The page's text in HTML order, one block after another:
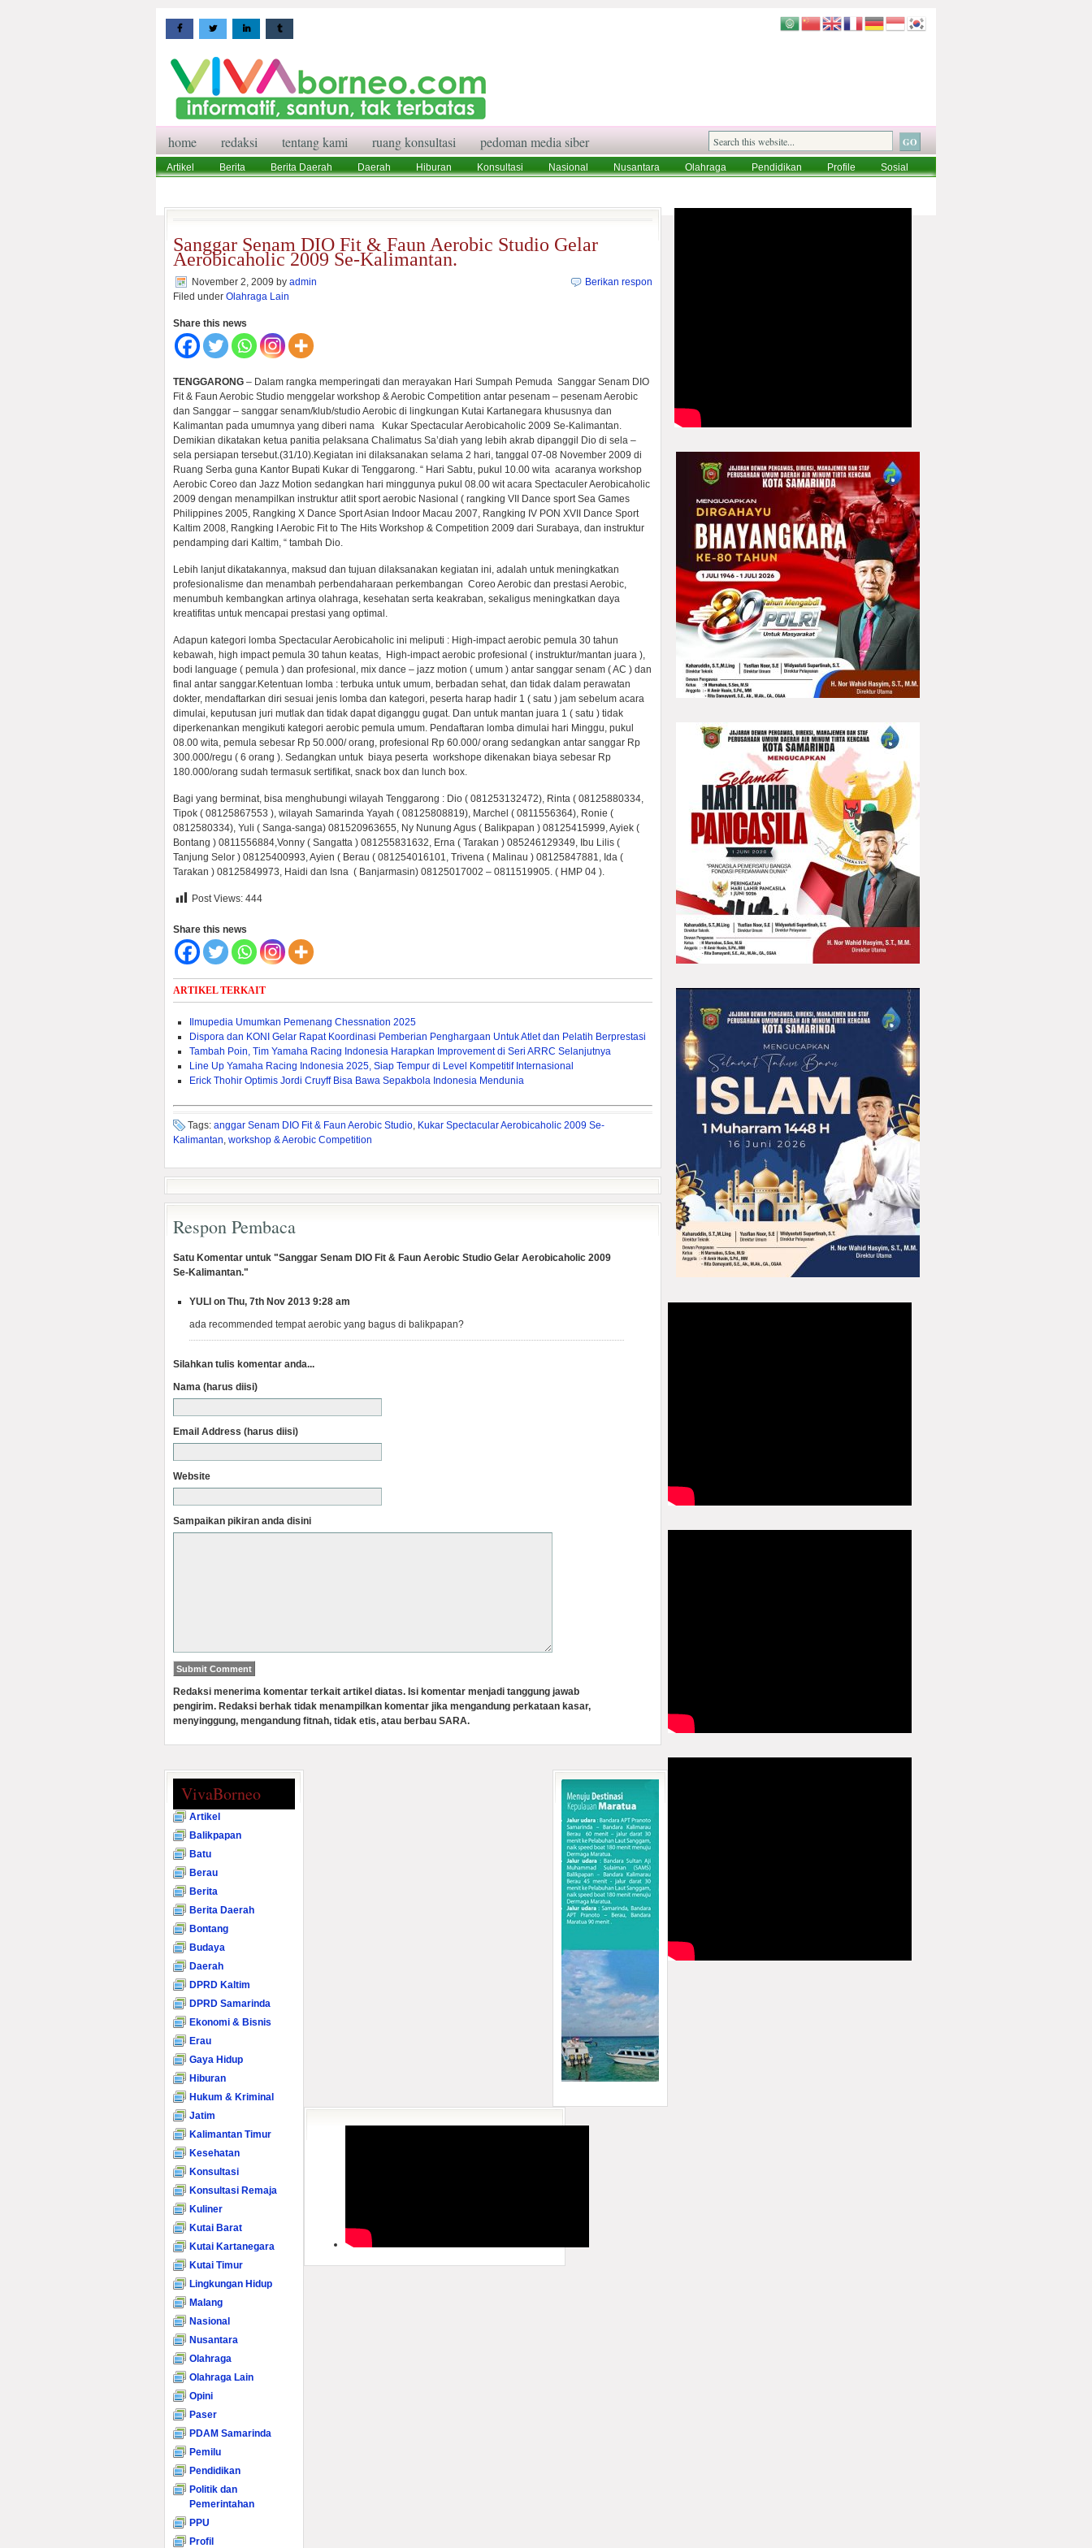
home redaksi tentang kami ruang konsultasi pedoman media siber
Artikel Berita Berita Daerah Daerah Hiburan Konsultasi Nasional Nusantara Olahraga Pendidikan Profile
Sosial
Sanggar Senam DIO Fit & Faun Aerobic Studio Gelar
Aerobicaholic 2009 Se-Kalimantan.
November 2, 2009 by admin
Filed under Olahraga Lain
Berikan respon
Share this news
TENGGARONG – Dalam rangka memperingati dan merayakan Hari Sumpah Pemuda Sanggar Senam DIO
Fit & Faun Aerobic Studio menggelar workshop & Aerobic Competition antar pesenam – pesenam Aerobic
dan Sanggar – sanggar senam/klub/studio Aerobic di lingkungan Kutai Kartanegara khususnya dan
Kalimantan pada umumnya yang diberi nama Kukar Spectacular Aerobicaholic 2009 Se-Kalimantan.
Demikian dikatakan ketua panitia pelaksana Chalimatus Sa’diah yang lebih akrab dipanggil Dio di sela –
sela persiapan tersebut.(31/10).Kegiatan ini dilaksanakan selama 2 hari, tanggal 07-08 November 2009 di
Ruang Serba guna Kantor Bupati Kukar di Tenggarong. “ Hari Sabtu, pukul 10.00 wita acaranya workshop
Aerobic Coreo dan Jazz Motion sedangkan hari minggunya pukul 08.00 wit acara Spectaculer Aerobicaholic
2009 dengan menampilkan instruktur atlit sport aerobic Nasional ( rangking VII Dance sport Sea Games
Philippines 2005, Rangking X Dance Sport Asian Indoor Macau 2007, Rangking IV PON XVII Dance Sport
Kaltim 2008, Rangking I Aerobic Fit to The Hits Workshop & Competition 2009 dari Surabaya, dan instruktur
pendamping dari Kaltim, “ tambah Dio.
Lebih lanjut dikatakannya, maksud dan tujuan dilaksanakan kegiatan ini, adalah untuk meningkatkan
profesionalisme dan menambah perbendaharaan perkembangan Coreo Aerobic dan prestasi Aerobic,
menumbuh kembangkan artinya olahraga, kesehatan serta keakraban, sekaligus meningkatkan daya
kreatifitas untuk mencapai prestasi yang optimal.
Adapun kategori lomba Spectacular Aerobicaholic ini meliputi : High-impact aerobic pemula 30 tahun
kebawah, high impact pemula 30 tahun keatas, High-impact aerobic profesional ( instruktur/mantan juara ),
bodi language ( pemula ) dan profesional, mix dance – jazz motion ( umum ) antar sanggar senam ( AC ) dan
final antar sanggar.Ketentuan lomba : terbuka untuk umum, berbadan sehat, dan tidak dalam perawatan
dokter, mendaftarkan diri sesuai jenis lomba dan kategori, peserta harap hadir 1 ( satu ) jam sebelum acara
dimulai, keputusan juri mutlak dan tidak dapat diganggu gugat. Dan untuk mantan juara 1 ( satu ) tidak
diperkenankan mengikuti kategori aerobic pemula umum. Pendaftaran lomba dimulai hari Minggu, pukul
08.00 wita, pemula sebesar Rp 50.000/ orang, profesional Rp 60.000/ orang sedangkan antar sanggar Rp
300.000/regu ( 6 orang ). Sedangkan untuk biaya peserta workshope dikenakan biaya sebesar Rp
180.000/orang sudah termasuk sertifikat, snack box dan lunch box.
Bagi yang berminat, bisa menghubungi wilayah Tenggarong : Dio ( 081253132472), Rinta ( 08125880334,
Tipok ( 08125867553 ), wilayah Samarinda Yayah ( 08125808819), Marchel ( 0811556364), Ronie (
0812580334), Yuli ( Sanga-sanga) 081520963655, Ny Nunung Agus ( Balikpapan ) 08125415999, Ayiek (
Bontang ) 0811556884,Vonny ( Sangatta ) 081255831632, Erna ( Tarakan ) 085246129349, Ibu Lilis (
Tanjung Selor ) 08125400993, Ayien ( Berau ( 081254016101, Trivena ( Malinau ) 08125847881, Ida (
Tarakan ) 08125849973, Haidi dan Isna ( Banjarmasin) 08125017002 – 0811519905. ( HMP 04 ).
Post Views: 444
Share this news
ARTIKEL TERKAIT
Ilmupedia Umumkan Pemenang Chessnation 2025
Dispora dan KONI Gelar Rapat Koordinasi Pemberian Penghargaan Untuk Atlet dan Pelatih Berprestasi
Tambah Poin, Tim Yamaha Racing Indonesia Harapkan Improvement di Seri ARRC Selanjutnya
Line Up Yamaha Racing Indonesia 2025, Siap Tempur di Level Kompetitif Internasional
Erick Thohir Optimis Jordi Cruyff Bisa Bawa Sepakbola Indonesia Mendunia
Tags: anggar Senam DIO Fit & Faun Aerobic Studio, Kukar Spectacular Aerobicaholic 2009 Se-
Kalimantan, workshop & Aerobic Competition
Respon Pembaca
Satu Komentar untuk "Sanggar Senam DIO Fit & Faun Aerobic Studio Gelar Aerobicaholic 2009
Se-Kalimantan."
YULI on Thu, 7th Nov 2013 9:28 am
ada recommended tempat aerobic yang bagus di balikpapan?
Silahkan tulis komentar anda...
Nama (harus diisi)
Email Address (harus diisi)
Website
Sampaikan pikiran anda disini
Redaksi menerima komentar terkait artikel diatas. Isi komentar menjadi tanggung jawab
pengirim. Redaksi berhak tidak menampilkan komentar jika mengandung perkataan kasar,
menyinggung, mengandung fitnah, tidak etis, atau berbau SARA.
VivaBorneo
Artikel
Balikpapan
Batu
Berau
Berita
Berita Daerah
Bontang
Budaya
Daerah
DPRD Kaltim
DPRD Samarinda
Ekonomi & Bisnis
Erau
Gaya Hidup
Hiburan
Hukum & Kriminal
Jatim
Kalimantan Timur
Kesehatan
Konsultasi
Konsultasi Remaja
Kuliner
Kutai Barat
Kutai Kartanegara
Kutai Timur
Lingkungan Hidup
Malang
Nasional
Nusantara
Olahraga
Olahraga Lain
Opini
Paser
PDAM Samarinda
Pemilu
Pendidikan
Politik dan
Pemerintahan
PPU
Profil